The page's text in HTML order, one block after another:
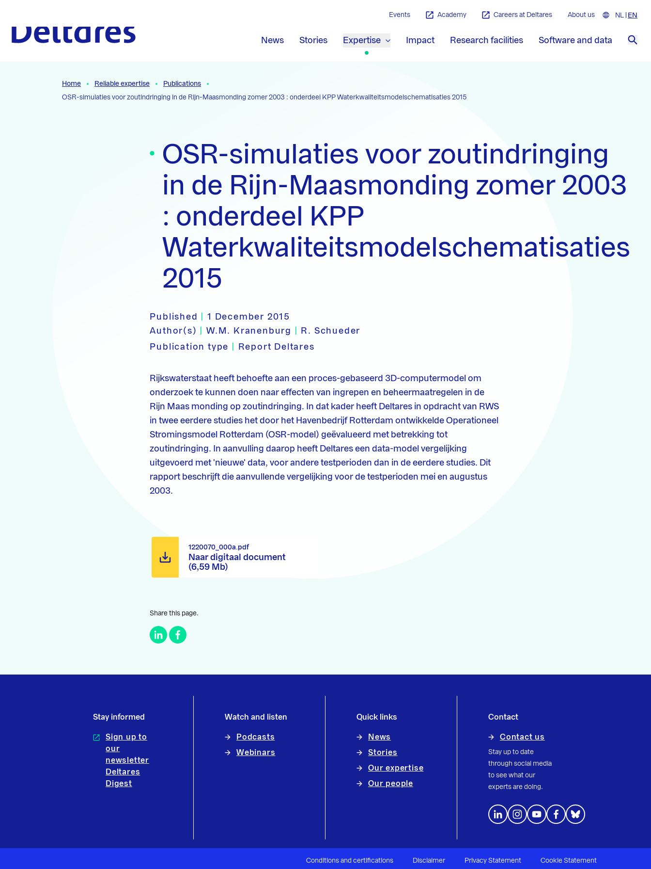
News Stories Expertise Impact Research facilities
Software and data
Events Academy Careers at Deltares About us NL EN
Home Reliable expertise
Publications
OSR-simulaties voor zoutindringing in de Rijn-Maasmonding zomer 2003 : onderdeel KPP Waterkwaliteitsmodelschematisaties 2015
OSR-simulaties voor zoutindringing
in de Rijn-Maasmonding zomer 2003
: onderdeel KPP
Waterkwaliteitsmodelschematisaties
2015
Published
1 December 2015
Author(s)
W.M. Kranenburg
R. Schueder
Publication type
Report Deltares
Rijkswaterstaat heeft behoefte aan een proces-gebaseerd 3D-computermodel om
onderzoek te kunnen doen naar effecten van ingrepen en beheermaatregelen in de
Rijn Maas monding op zoutindringing. In dat kader heeft Deltares in opdracht van RWS
in twee eerdere studies het door het Havenbedrijf Rotterdam ontwikkelde Operationeel
Stromingsmodel Rotterdam (OSR-model) geëvalueerd met betrekking tot
zoutindringing. In aanvulling daarop heeft Deltares een data-model vergelijking
uitgevoerd met 'nieuwe' data, voor andere testperioden dan in de eerdere studies. Dit
rapport beschrijft die aanvullende vergelijking voor de testperioden mei en augustus
2003.
Naar digitaal document
(6,59 Mb)
1220070_000a.pdf
Share this page.
Stay informed
Sign up to
our
newsletter
Deltares
Digest
Watch and listen
Podcasts
Webinars
Quick links
News
Stories
Our expertise
Our people
Contact
Contact us
Stay up to date
through social media
to see what our
experts are doing.
Conditions and certifications Disclaimer Privacy Statement Cookie Statement